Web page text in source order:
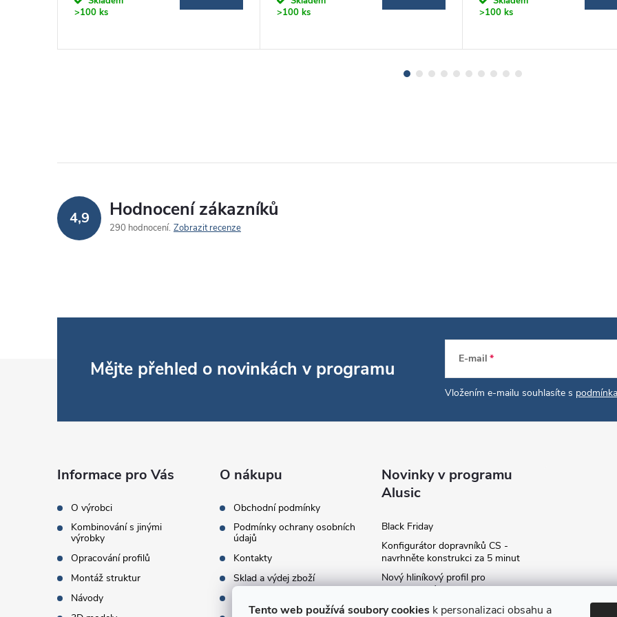
Tento web používá soubory cookies k personalizaci obsahu a
>100 ks
>100 ks
>100 ks
4,9 Hodnocení zákazníků
290 hodnocení Zobrazit recenze
Mějte přehled o novinkách v programu E-mail
Vložením e-mailu souhlasíte s
Informace pro Vás
O výrobci
Kombinování s jinými
výrobky
Opracování profilů
Montáž struktur
Návody
O nákupu
Obchodní podmínky
Podmínky ochrany osobních
údajů
Kontakty
Sklad a výdej zboží
Novinky v programu
Alusic
Black Friday
Konfigurátor dopravníků CS -
navrhněte konstrukci za 5 minut
Nový hliníkový profil pro
fotovoltaické panely - kvalita za